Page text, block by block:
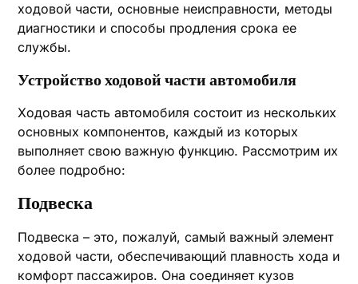
ходовой части, основные неисправности, методы
диагностики и способы продления срока ее
службы.
Устройство ходовой части автомобиля
Ходовая часть автомобиля состоит из нескольких
основных компонентов, каждый из которых
выполняет свою важную функцию. Рассмотрим их
более подробно:
Подвеска
Подвеска – это, пожалуй, самый важный элемент
ходовой части, обеспечивающий плавность хода и
комфорт пассажиров. Она соединяет кузов